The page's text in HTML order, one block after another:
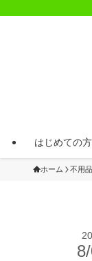
はじめての
ホーム 不用